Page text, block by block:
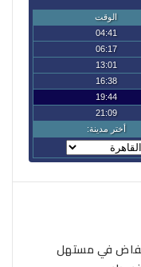
في مستهل